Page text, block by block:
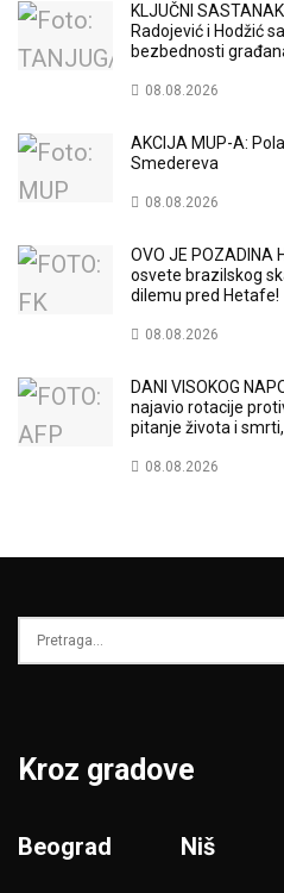
KLJUČNI
Radojević i Hodžić
bezbednosti
08.08.2026
AKCIJA MUP-A:
Smedereva
08.08.2026
OVO JE POZADINA
osvete brazilskog
dilemu pred Hetafe!
08.08.2026
DANI VISOKOG
najavio rotacije
pitanje života i
08.08.2026
Kroz gradove
Beograd Niš